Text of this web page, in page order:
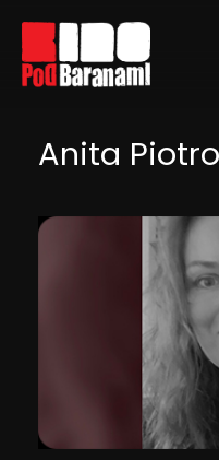
Linki ułatwień
Anita